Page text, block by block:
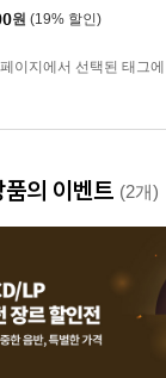
원 (19% 할인)
이지에서 선택된 태그
품의 이벤트 (2개)